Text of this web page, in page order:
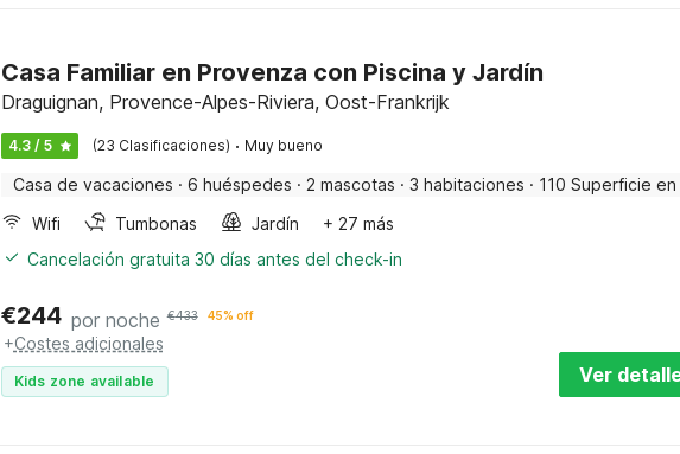
Casa Familiar en Provenza con Piscina y Jardín
Draguignan, Provence-Alpes-Riviera, Oost-Frankrijk
4.3 / 5 (23 Clasificaciones) · Muy bueno
Casa de vacaciones · 6 huéspedes · 2 mascotas · 3 habitaciones · 110 Superficie en
Wifi
Tumbonas Jardín
+ 27 más
Cancelación gratuita 30 días antes del check-in
€244 por noche €433 45% off
+Costes adicionales
Kids zone available Ver